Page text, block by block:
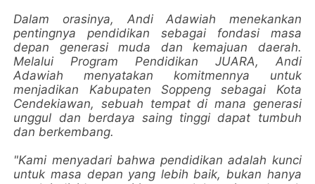
Dalam orasinya, Andi Adawiah menekankan
pentingnya pendidikan sebagai fondasi masa
depan generasi muda dan kemajuan daerah.
Melalui Program Pendidikan JUARA, Andi
Adawiah menyatakan komitmennya untuk
menjadikan Kabupaten Soppeng sebagai Kota
Cendekiawan, sebuah tempat di mana generasi
unggul dan berdaya saing tinggi dapat tumbuh
dan berkembang.
"Kami menyadari bahwa pendidikan adalah kunci
untuk masa depan yang lebih baik, bukan hanya